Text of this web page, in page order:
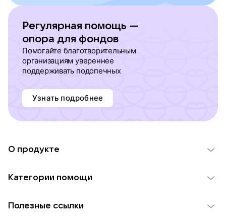
Регулярная помощь —
опора для фондов
Помогайте благотворительным
организациям увереннее
поддерживать подопечных
Узнать подробнее
О продукте
Использование материалов
Категории помощи
Полезные ссылки